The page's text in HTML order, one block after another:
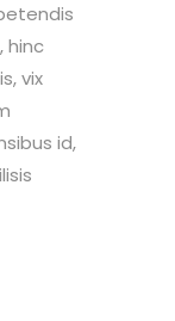
hinc
vix
id,